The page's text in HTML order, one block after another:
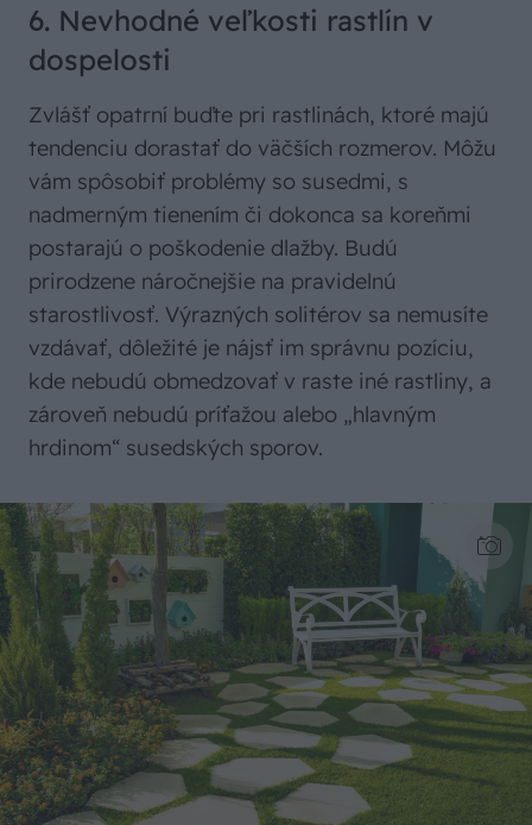
6. Nevhodné veľkosti rastlín v
dospelosti
Zvlášť opatrní buďte pri rastlinách, ktoré majú
tendenciu dorastať do väčších rozmerov. Môžu
vám spôsobiť problémy so susedmi, s
nadmerným tienením či dokonca sa koreňmi
postarajú o poškodenie dlažby. Budú
prirodzene náročnejšie na pravidelnú
starostlivosť. Výrazných solitérov sa nemusíte
vzdávať, dôležité je nájsť im správnu pozíciu,
kde nebudú obmedzovať v raste iné rastliny, a
zároveň nebudú príťažou alebo „hlavným
hrdinom“ susedských sporov.